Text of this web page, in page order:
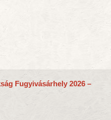
Fugyivásárhely 2026 –